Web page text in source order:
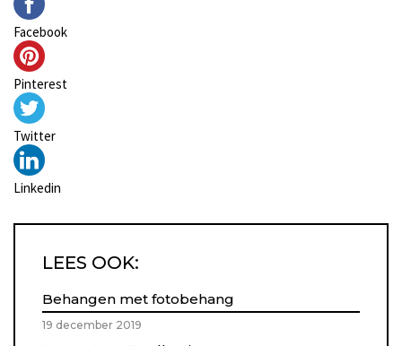
Facebook
Pinterest
Twitter
Linkedin
LEES OOK:
Behangen met fotobehang
19 december 2019